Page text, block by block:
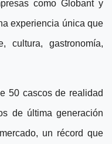
como Globant y
experiencia única que
cultura, gastronomía,
50 cascos de realidad
de última generación
un récord que